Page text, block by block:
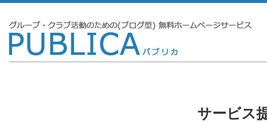
サービス